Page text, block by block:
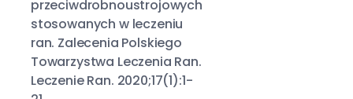
przeciwdrobnoustrojowych
stosowanych w leczeniu
ran. Zalecenia Polskiego
Towarzystwa Leczenia Ran.
Leczenie Ran. 2020;17(1):1-